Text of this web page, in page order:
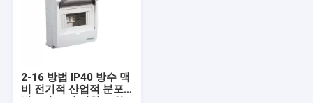
실외 배전반
2-16 방법 IP40 방수 맥
비 전기적 산업적 분포